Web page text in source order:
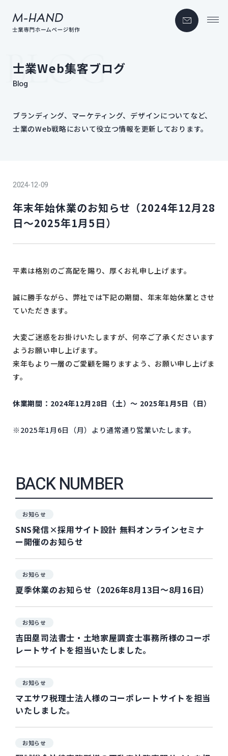
士業Web集客ブログ
Blog
ブランディング、​マーケティング、​デザインに​ついてなど、
士業の​Web戦略に​おいて​役立つ情報を​更新しております。
2024-12-09
年末年始休業のお知らせ（2024年12月28
日～2025年1月5日）
平素は格別のご高配を賜り、厚くお礼申し上げます。
誠に勝手ながら、弊社では下記の期間、年末年始休業とさせ
ていただきます。
大変ご迷惑をお掛けいたしますが、何卒ご了承くださいます
ようお願い申し上げます。
来年もより一層のご愛顧を賜りますよう、お願い申し上げま
す。
休業期間：2024年12月28日（土）～ 2025年1月5日（日）
※2025年1月6日（月）より通常通り営業いたします。
BACK NUMBER
お知らせ
SNS発信×採用サイト設計 無料オンラインセミナ
ー開催のお知らせ
お知らせ
夏季休業のお知らせ（2026年8月13日～8月16日）
お知らせ
吉田塁司法書士・土地家屋調査士事務所様のコーポ
レートサイトを担当いたしました。
お知らせ
マエサワ税理士法人様のコーポレートサイトを担当
いたしました。
お知らせ